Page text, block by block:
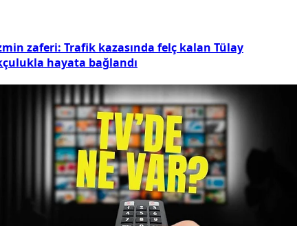
zaferi: Trafik kazasında felç kalan Tülay
hayata bağlandı